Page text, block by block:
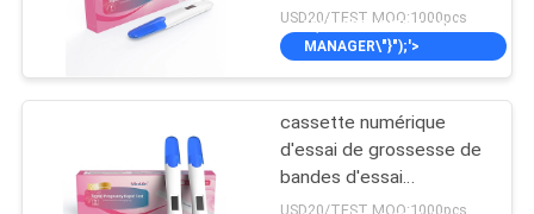
grossesse de
l'urine HCG d'essai de
grossesse diagnostique
USD20/TEST MOQ:1000pcs
\",\"USERNAME\":\"SALES
MANAGER\"}");'>
CONTACT
cassette numérique
d'essai de grossesse de
bandes d'essai
d'ovulation et de bandes
USD20/TEST MOQ:1000pcs